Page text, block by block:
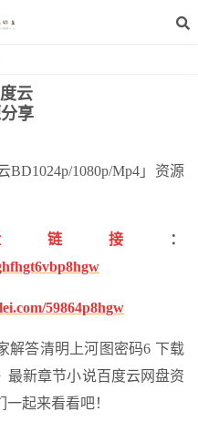
云
享
BD1024p/1080p/Mp4」资源
链接
：
59864p8hgw
解答清明上河图密码6 下载
最新章节小说百度云网盘资
起来看看吧！